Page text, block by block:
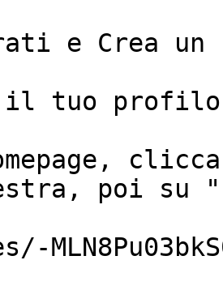
e Crea un
il tuo profilo
poi su